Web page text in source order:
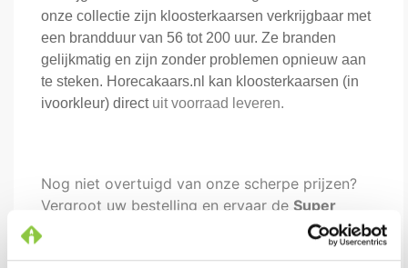
onze collectie zijn kloosterkaarsen verkrijgbaar met
een brandduur van 56 tot 200 uur. Ze branden
gelijkmatig en zijn zonder problemen opnieuw aan
te steken. Horecakaars.nl kan kloosterkaarsen (in
ivoorkleur) directuit voorraad leveren.
Nog niet overtuigd van onze scherpe prijzen?
Vergroot uw bestelling en ervaar de Super
Ook het product 'Kloosterkaars 50 x 7 (ivoor)'